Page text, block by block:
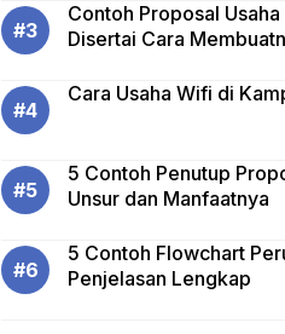
Contoh Proposal
Disertai Cara
Cara Usaha Wifi di
5 Contoh Penutup
Unsur dan Manfaatnya
5 Contoh Flowchart
Penjelasan Lengkap